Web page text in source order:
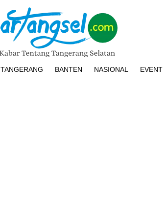
TANGERANG BANTEN NASIONAL EVENT